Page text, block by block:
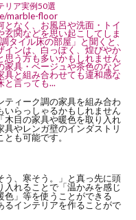
リア実例50選
marble-floor
となく、お風呂や洗面・トイ
関などを思い起こしてしま
タイル床の部屋」と聞くと、
インは、白っぽく、煌びやか
う方も多いかもしれません
家具・ベージュや茶色のなど
と組み合わせても違和感な
と言っても...
ティーク調の家具を組み合わ
らっしゃるかもしれません
木目の家具や暖色を取り入れ
やレンガ壁のインダストリ
も可能です。
う、寒そう。」と真っ先に頭
れることで「温かみを感じ
色」等を使うことができる
るインテリアを作ることがで